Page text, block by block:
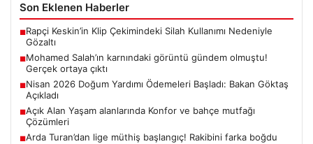
Son Eklenen Haberler
■Rapçi Keskin’in Klip Çekimindeki Silah Kullanımı Nedeniyle
Gözaltı
■Mohamed Salah’ın karnındaki görüntü gündem olmuştu!
Gerçek ortaya çıktı
■Nisan 2026 Doğum Yardımı Ödemeleri Başladı: Bakan Göktaş
Açıkladı
■Açık Alan Yaşam alanlarında Konfor ve bahçe mutfağı
Çözümleri
■Arda Turan’dan lige müthiş başlangıç! Rakibini farka boğdu